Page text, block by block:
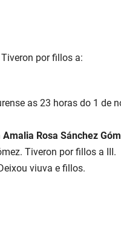
por fillos a:
as 23 horas do 1 de
Amalia Rosa Sánchez
Tiveron por fillos a III.
viuva e fillos.